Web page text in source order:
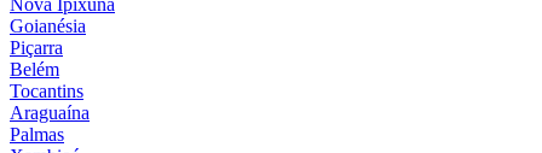
Nova Ipixuna
Goianésia
Piçarra
Belém
Tocantins
Araguaína
Palmas